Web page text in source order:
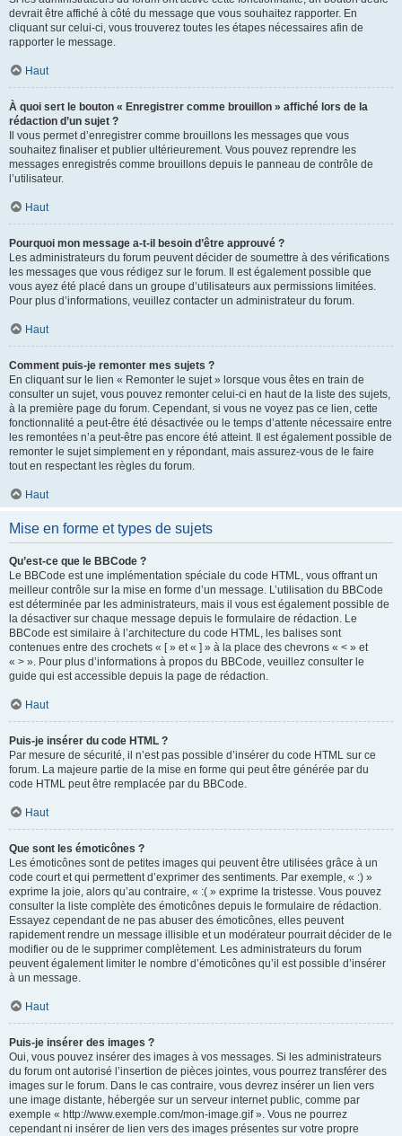
devrait être affiché à côté du message que vous souhaitez rapporter. En
cliquant sur celui-ci, vous trouverez toutes les étapes nécessaires afin de
rapporter le message.
Haut
À quoi sert le bouton « Enregistrer comme brouillon » affiché lors de la
rédaction d’un sujet ?
Il vous permet d’enregistrer comme brouillons les messages que vous
souhaitez finaliser et publier ultérieurement. Vous pouvez reprendre les
messages enregistrés comme brouillons depuis le panneau de contrôle de
l’utilisateur.
Haut
Pourquoi mon message a-t-il besoin d’être approuvé ?
Les administrateurs du forum peuvent décider de soumettre à des vérifications
les messages que vous rédigez sur le forum. Il est également possible que
vous ayez été placé dans un groupe d’utilisateurs aux permissions limitées.
Pour plus d’informations, veuillez contacter un administrateur du forum.
Haut
Comment puis-je remonter mes sujets ?
En cliquant sur le lien « Remonter le sujet » lorsque vous êtes en train de
consulter un sujet, vous pouvez remonter celui-ci en haut de la liste des sujets,
à la première page du forum. Cependant, si vous ne voyez pas ce lien, cette
fonctionnalité a peut-être été désactivée ou le temps d’attente nécessaire entre
les remontées n’a peut-être pas encore été atteint. Il est également possible de
remonter le sujet simplement en y répondant, mais assurez-vous de le faire
tout en respectant les règles du forum.
Haut
Mise en forme et types de sujets
Qu’est-ce que le BBCode ?
Le BBCode est une implémentation spéciale du code HTML, vous offrant un
meilleur contrôle sur la mise en forme d’un message. L’utilisation du BBCode
est déterminée par les administrateurs, mais il vous est également possible de
la désactiver sur chaque message depuis le formulaire de rédaction. Le
BBCode est similaire à l’architecture du code HTML, les balises sont
contenues entre des crochets « [ » et « ] » à la place des chevrons « < » et
« > ». Pour plus d’informations à propos du BBCode, veuillez consulter le
guide qui est accessible depuis la page de rédaction.
Haut
Puis-je insérer du code HTML ?
Par mesure de sécurité, il n’est pas possible d’insérer du code HTML sur ce
forum. La majeure partie de la mise en forme qui peut être générée par du
code HTML peut être remplacée par du BBCode.
Haut
Que sont les émoticônes ?
Les émoticônes sont de petites images qui peuvent être utilisées grâce à un
code court et qui permettent d’exprimer des sentiments. Par exemple, « :) »
exprime la joie, alors qu’au contraire, « :( » exprime la tristesse. Vous pouvez
consulter la liste complète des émoticônes depuis le formulaire de rédaction.
Essayez cependant de ne pas abuser des émoticônes, elles peuvent
rapidement rendre un message illisible et un modérateur pourrait décider de le
modifier ou de le supprimer complètement. Les administrateurs du forum
peuvent également limiter le nombre d’émoticônes qu’il est possible d’insérer
à un message.
Haut
Puis-je insérer des images ?
Oui, vous pouvez insérer des images à vos messages. Si les administrateurs
du forum ont autorisé l’insertion de pièces jointes, vous pourrez transférer des
images sur le forum. Dans le cas contraire, vous devrez insérer un lien vers
une image distante, hébergée sur un serveur internet public, comme par
exemple « http://www.exemple.com/mon-image.gif ». Vous ne pourrez
cependant ni insérer de lien vers des images présentes sur votre propre